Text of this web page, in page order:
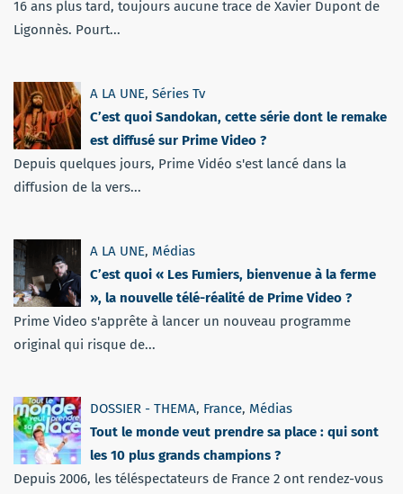
16 ans plus tard, toujours aucune trace de Xavier Dupont de
Ligonnès. Pourt...
A LA UNE, Séries Tv
C’est quoi Sandokan, cette série dont le remake
est diffusé sur Prime Video ?
Depuis quelques jours, Prime Vidéo s'est lancé dans la
diffusion de la vers...
A LA UNE, Médias
C’est quoi « Les Fumiers, bienvenue à la ferme
», la nouvelle télé-réalité de Prime Video ?
Prime Video s'apprête à lancer un nouveau programme
original qui risque de...
DOSSIER - THEMA, France, Médias
Tout le monde veut prendre sa place : qui sont
les 10 plus grands champions ?
Depuis 2006, les téléspectateurs de France 2 ont rendez-vous